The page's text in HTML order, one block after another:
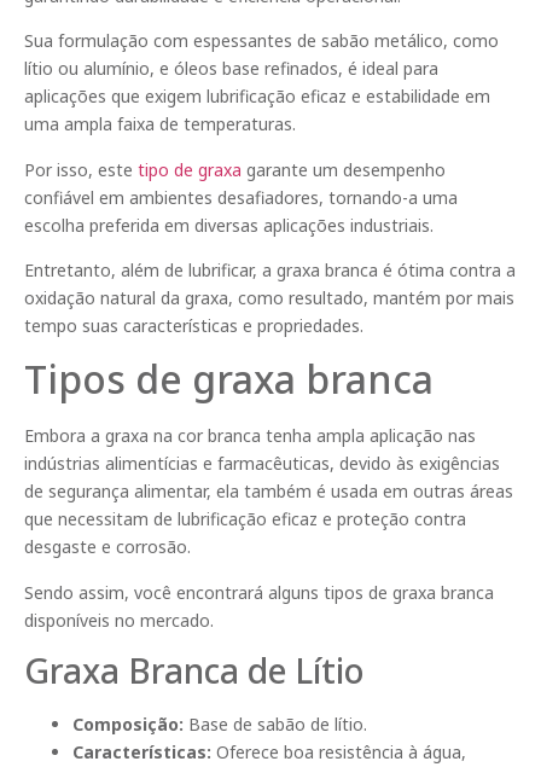
Sua formulação com espessantes de sabão metálico, como
lítio ou alumínio, e óleos base refinados, é ideal para
aplicações que exigem lubrificação eficaz e estabilidade em
uma ampla faixa de temperaturas.
Por isso, este tipo de graxa garante um desempenho
confiável em ambientes desafiadores, tornando-a uma
escolha preferida em diversas aplicações industriais.
Entretanto, além de lubrificar, a graxa branca é ótima contra a
oxidação natural da graxa, como resultado, mantém por mais
tempo suas características e propriedades.
Tipos de graxa branca
Embora a graxa na cor branca tenha ampla aplicação nas
indústrias alimentícias e farmacêuticas, devido às exigências
de segurança alimentar, ela também é usada em outras áreas
que necessitam de lubrificação eficaz e proteção contra
desgaste e corrosão.
Sendo assim, você encontrará alguns tipos de graxa branca
disponíveis no mercado.
Graxa Branca de Lítio
Composição: Base de sabão de lítio.
Características: Oferece boa resistência à água,